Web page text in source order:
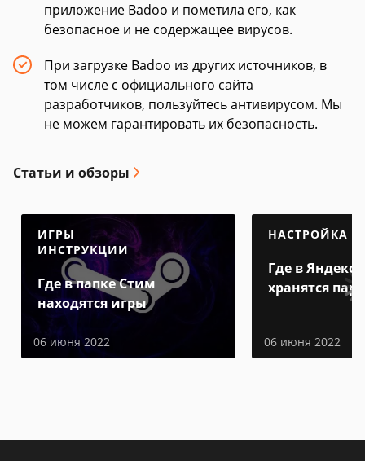
приложение Badoo и пометила его, как
безопасное и не содержащее вирусов.
При загрузке Badoo из других источников, в
том числе с официального сайта
разработчиков, пользуйтесь антивирусом. Мы
не можем гарантировать их безопасность.
Статьи и обзоры
ИГРЫ
ИНСТРУКЦИИ
Где в папке Стим
находятся игры
06 июня 2022
НАСТРОЙКА
Где в Яндекс
хранятся
06 июня 2022